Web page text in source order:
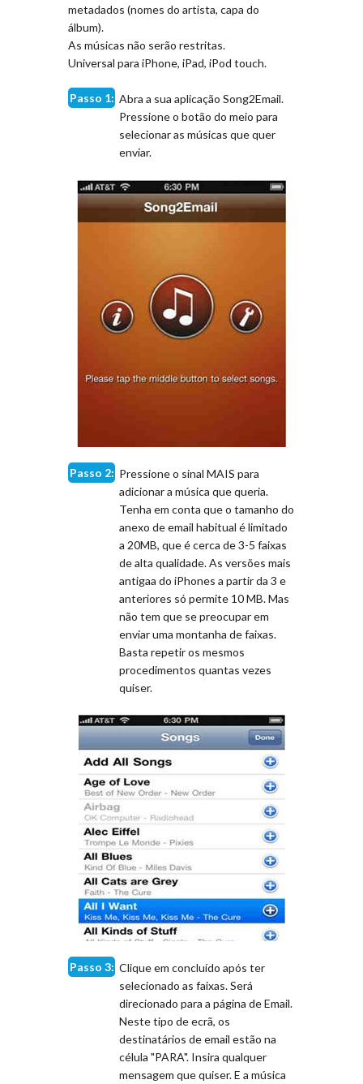
metadados (nomes do artista, capa do
álbum).
As músicas não serão restritas.
Universal para iPhone, iPad, iPod touch.
Passo 1: Abra a sua aplicação Song2Email.
Pressione o botão do meio para
selecionar as músicas que quer
enviar.
Passo 2: Pressione o sinal MAIS para
adicionar a música que queria.
Tenha em conta que o tamanho do
anexo de email habitual é limitado
a 20MB, que é cerca de 3-5 faixas
de alta qualidade. As versões mais
antigaa do iPhones a partir da 3 e
anteriores só permite 10 MB. Mas
não tem que se preocupar em
enviar uma montanha de faixas.
Basta repetir os mesmos
procedimentos quantas vezes
quiser.
Passo 3: Clique em concluído após ter
selecionado as faixas. Será
direcionado para a página de Email.
Neste tipo de ecrã, os
destinatários de email estão na
célula "PARA". Insira qualquer
mensagem que quiser. E a música